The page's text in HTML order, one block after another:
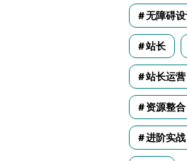
无障碍
站长
站长运营
资源整合
进阶实战